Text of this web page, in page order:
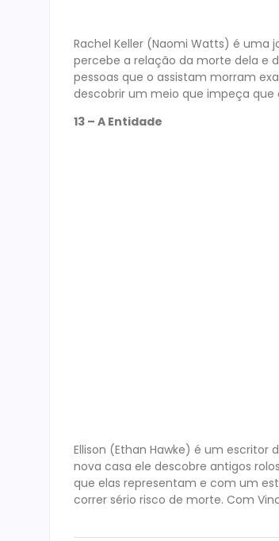
Compartilhar artigo: